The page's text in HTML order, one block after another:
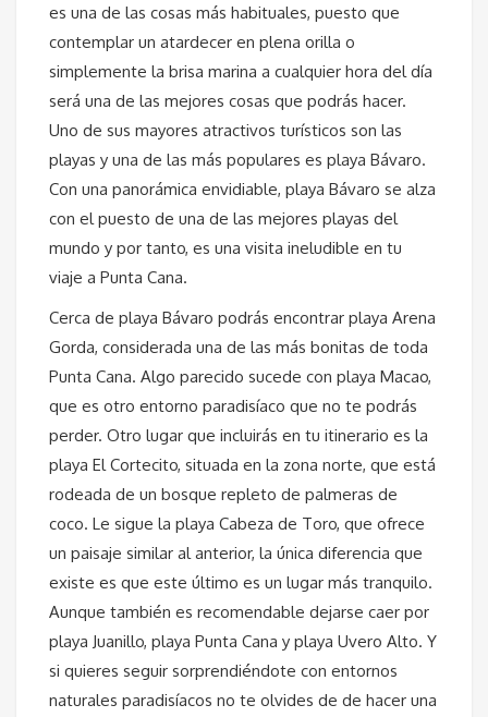
es una de las cosas más habituales, puesto que
contemplar un atardecer en plena orilla o
simplemente la brisa marina a cualquier hora del día
será una de las mejores cosas que podrás hacer.
Uno de sus mayores atractivos turísticos son las
playas y una de las más populares es playa Bávaro.
Con una panorámica envidiable, playa Bávaro se alza
con el puesto de una de las mejores playas del
mundo y por tanto, es una visita ineludible en tu
viaje a Punta Cana.
Cerca de playa Bávaro podrás encontrar playa Arena
Gorda, considerada una de las más bonitas de toda
Punta Cana. Algo parecido sucede con playa Macao,
que es otro entorno paradisíaco que no te podrás
perder. Otro lugar que incluirás en tu itinerario es la
playa El Cortecito, situada en la zona norte, que está
rodeada de un bosque repleto de palmeras de
coco. Le sigue la playa Cabeza de Toro, que ofrece
un paisaje similar al anterior, la única diferencia que
existe es que este último es un lugar más tranquilo.
Aunque también es recomendable dejarse caer por
playa Juanillo, playa Punta Cana y playa Uvero Alto. Y
si quieres seguir sorprendiéndote con entornos
naturales paradisíacos no te olvides de de hacer una